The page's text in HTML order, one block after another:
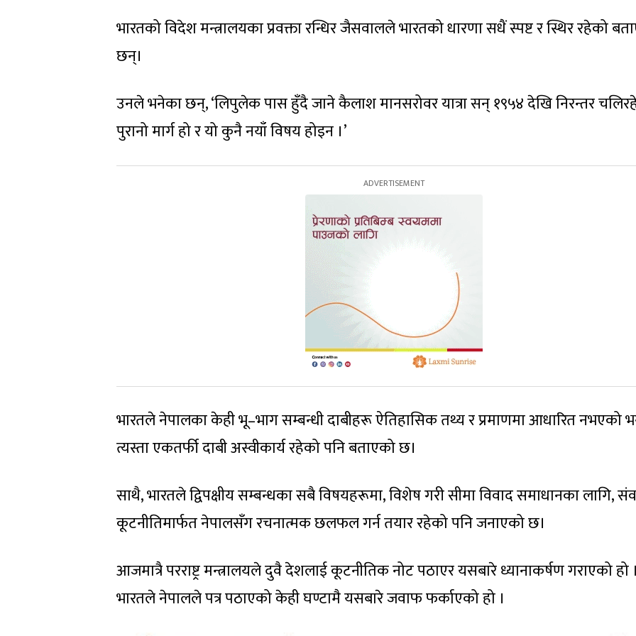
भारतको विदेश मन्त्रालयका प्रवक्ता रन्धिर जैसवालले भारतको धारणा सधैं स्पष्ट र स्थिर रहेको
छन्।
उनले भनेका छन्, ‘लिपुलेक पास हुँदै जाने कैलाश मानसरोवर यात्रा सन् १९५४ देखि निरन्तर
पुरानो मार्ग हो र यो कुनै नयाँ विषय होइन ।’
भारतले नेपालका केही भू–भाग सम्बन्धी दाबीहरू ऐतिहासिक तथ्य र प्रमाणमा आधारित नभएको
त्यस्ता एकतर्फी दाबी अस्वीकार्य रहेको पनि बताएको छ।
साथै, भारतले द्विपक्षीय सम्बन्धका सबै विषयहरूमा, विशेष गरी सीमा विवाद समाधानका लागि,
कूटनीतिमार्फत नेपालसँग रचनात्मक छलफल गर्न तयार रहेको पनि जनाएको छ।
आजमात्रै परराष्ट्र मन्त्रालयले दुवै देशलाई कूटनीतिक नोट पठाएर यसबारे ध्यानाकर्षण गराएको हो ।
भारतले नेपालले पत्र पठाएको केही घण्टामै यसबारे जवाफ फर्काएको हो ।